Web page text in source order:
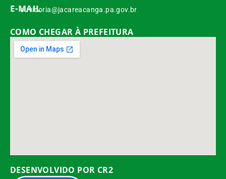
E-MAIL
ouvidoria@jacareacanga.pa.gov.br
COMO CHEGAR À PREFEITURA
DESENVOLVIDO POR CR2